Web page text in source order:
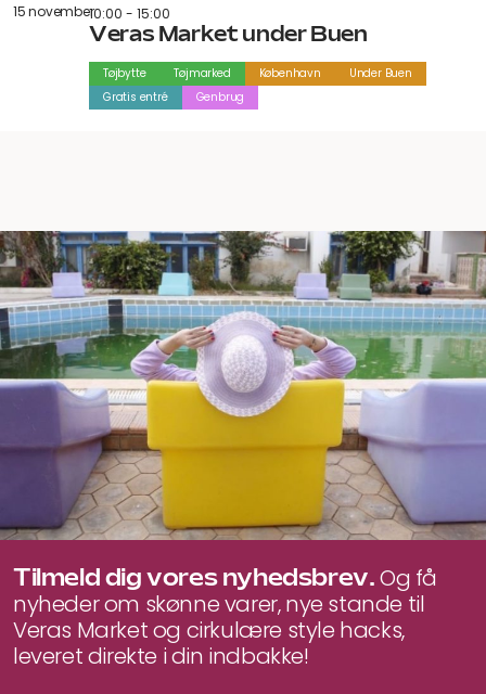
15 november10:00 - 15:00
Veras Market under Buen
Tøjbytte Tøjmarked København
Under Buen
Gratis entré
Genbrug
Tilmeld dig vores nyhedsbrev.Og få
nyheder om skønne varer, nye stande til
Veras Market og cirkulære style hacks,
leveret direkte i din indbakke!